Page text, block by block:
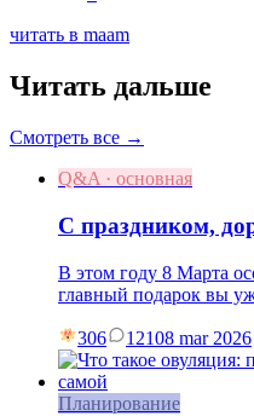
читать в maam
Читать дальше
Смотреть все →
Q&A · основная
С праздником,
В этом году 8 Марта
главный подарок вы
306 12108 mar 2026
Планирование